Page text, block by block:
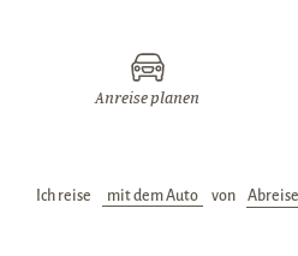
Anreise planen
Ich reise Verkehrsmittel: von